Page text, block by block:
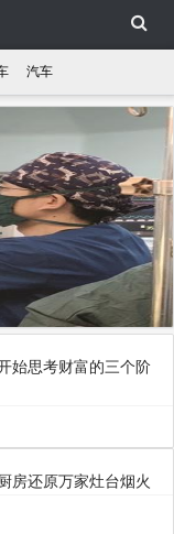
汽车
始思考财富的三个阶
房还原万家灶台烟火